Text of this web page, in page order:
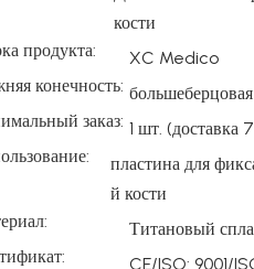
кости
продукта:
XC Medico
конечность:
заказ: 1 шт. (доставка
пластина для
й кости
Титановый
CE/ISO: 9001/